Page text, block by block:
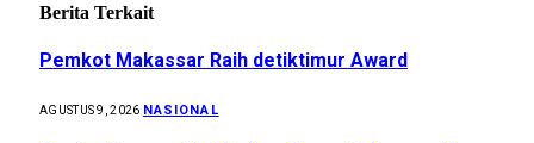
Berita Terkait
Pemkot Makassar Raih detiktimur Award
AGUSTUS 9, 2026 NASIONAL